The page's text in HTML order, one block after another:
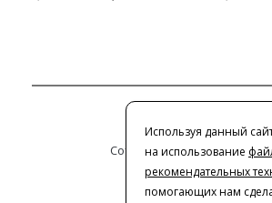
Сотрудничество с
Оферта
Используя данный
на использование
рекомендательных
помогающих нам